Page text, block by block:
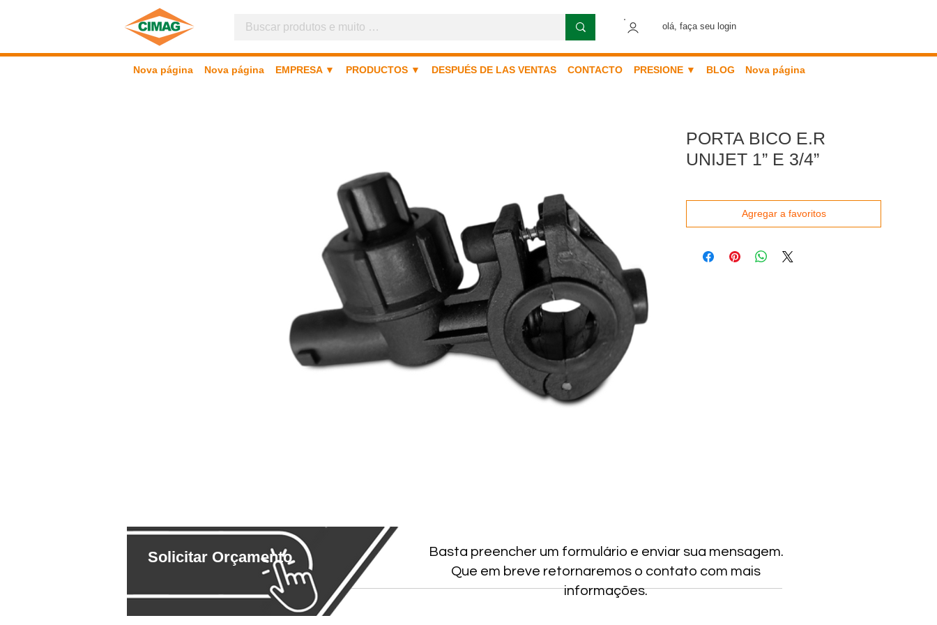
olá, faça seu login
Nova página Nova página EMPRESA ▼ PRODUCTOS ▼ DESPUÉS DE LAS VENTAS CONTACTO PRESIONE ▼ BLOG Nova página
PORTA BICO E.R
UNIJET 1” E 3/4”
Agregar a favoritos
Solicitar Orçamento
Basta preencher um formulário e enviar sua mensagem.
Que em breve retornaremos o contato com mais
informações.